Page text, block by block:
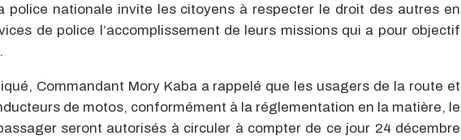
police nationale invite les citoyens à respecter le droit des autres en
de police l’accomplissement de leurs missions qui a pour objectif
Commandant Mory Kaba a rappelé que les usagers de la route et
de motos, conformément à la réglementation en la matière, le
seront autorisés à circuler à compter de ce jour 24 décembre